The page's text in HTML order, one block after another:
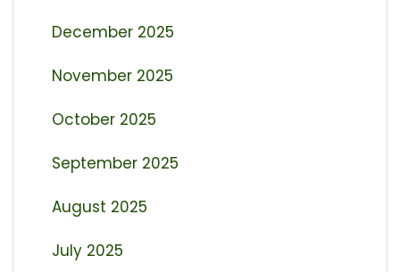
December 2025
November 2025
October 2025
September 2025
August 2025
July 2025